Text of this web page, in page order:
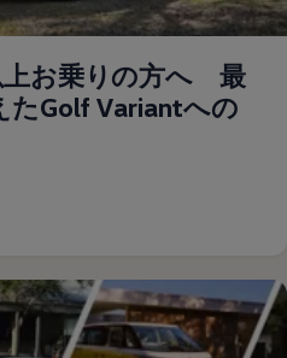
上お乗りの方へ 最
たGolf Variantへの